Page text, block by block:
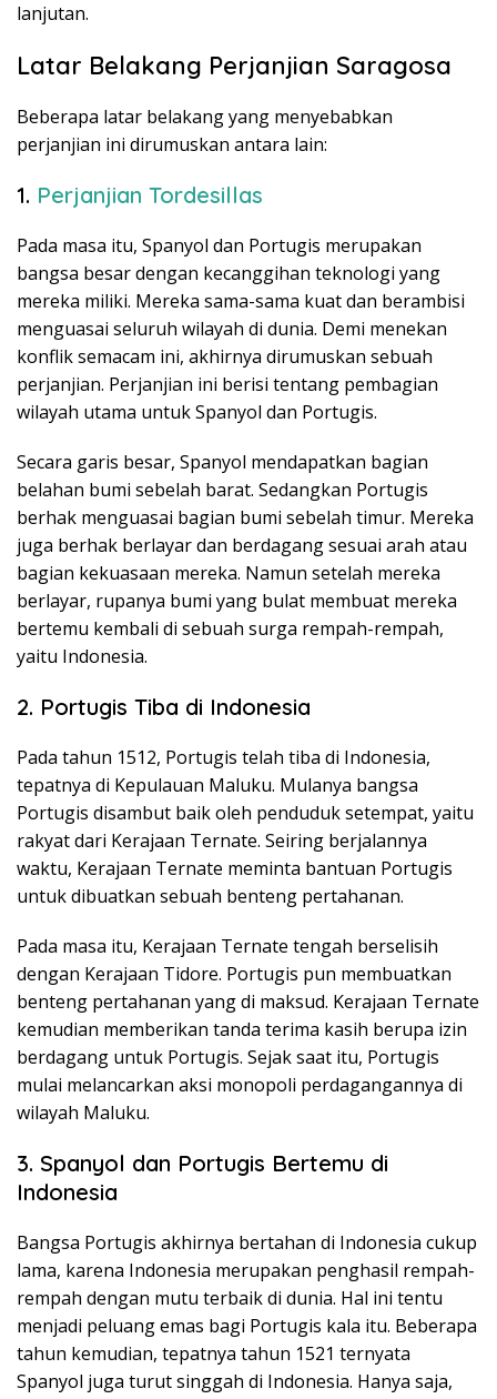
lanjutan.
Latar Belakang Perjanjian Saragosa
Beberapa latar belakang yang menyebabkan
perjanjian ini dirumuskan antara lain:
1. Perjanjian Tordesillas
Pada masa itu, Spanyol dan Portugis merupakan
bangsa besar dengan kecanggihan teknologi yang
mereka miliki. Mereka sama-sama kuat dan berambisi
menguasai seluruh wilayah di dunia. Demi menekan
konflik semacam ini, akhirnya dirumuskan sebuah
perjanjian. Perjanjian ini berisi tentang pembagian
wilayah utama untuk Spanyol dan Portugis.
Secara garis besar, Spanyol mendapatkan bagian
belahan bumi sebelah barat. Sedangkan Portugis
berhak menguasai bagian bumi sebelah timur. Mereka
juga berhak berlayar dan berdagang sesuai arah atau
bagian kekuasaan mereka. Namun setelah mereka
berlayar, rupanya bumi yang bulat membuat mereka
bertemu kembali di sebuah surga rempah-rempah,
yaitu Indonesia.
2. Portugis Tiba di Indonesia
Pada tahun 1512, Portugis telah tiba di Indonesia,
tepatnya di Kepulauan Maluku. Mulanya bangsa
Portugis disambut baik oleh penduduk setempat, yaitu
rakyat dari Kerajaan Ternate. Seiring berjalannya
waktu, Kerajaan Ternate meminta bantuan Portugis
untuk dibuatkan sebuah benteng pertahanan.
Pada masa itu, Kerajaan Ternate tengah berselisih
dengan Kerajaan Tidore. Portugis pun membuatkan
benteng pertahanan yang di maksud. Kerajaan Ternate
kemudian memberikan tanda terima kasih berupa izin
berdagang untuk Portugis. Sejak saat itu, Portugis
mulai melancarkan aksi monopoli perdagangannya di
wilayah Maluku.
3. Spanyol dan Portugis Bertemu di
Indonesia
Bangsa Portugis akhirnya bertahan di Indonesia cukup
lama, karena Indonesia merupakan penghasil rempah-
rempah dengan mutu terbaik di dunia. Hal ini tentu
menjadi peluang emas bagi Portugis kala itu. Beberapa
tahun kemudian, tepatnya tahun 1521 ternyata
Spanyol juga turut singgah di Indonesia. Hanya saja,